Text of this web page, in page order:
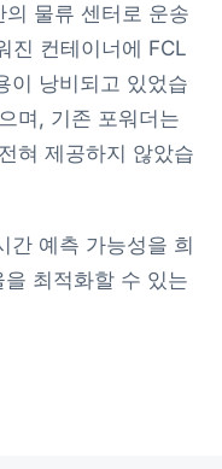
물류 센터로 운송
진 컨테이너에 FCL
이 낭비되고 있었습
며, 기존 포워더는
혀 제공하지 않았습
간 예측 가능성을 희
최적화할 수 있는